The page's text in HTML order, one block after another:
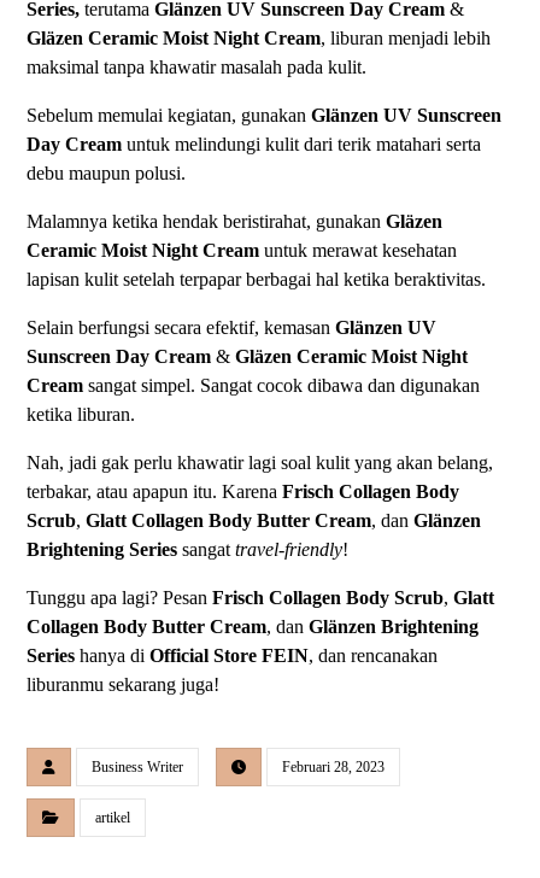
Series,terutamaGlänzen UV Sunscreen Day Cream &
Gläzen Ceramic Moist Night Cream, liburan menjadi lebih
maksimal tanpa khawatir masalah pada kulit.
Sebelum memulai kegiatan, gunakanGlänzen UV Sunscreen
Day Cream untuk melindungi kulit dari terik matahari serta
debu maupun polusi.
Malamnya ketika hendak beristirahat, gunakanGläzen
Ceramic Moist Night Cream untuk merawat kesehatan
lapisan kulit setelah terpapar berbagai hal ketika beraktivitas.
Selain berfungsi secara efektif, kemasanGlänzen UV
Sunscreen Day Cream &Gläzen Ceramic Moist Night
Cream sangat simpel. Sangat cocok dibawa dan digunakan
ketika liburan.
Nah, jadi gak perlu khawatir lagi soal kulit yang akan belang,
terbakar, atau apapun itu. KarenaFrisch Collagen Body
Scrub, Glatt Collagen Body Butter Cream, dan Glänzen
Brightening Series sangattravel-friendly!
Tunggu apa lagi? PesanFrisch Collagen Body Scrub, Glatt
Collagen Body Butter Cream, dan Glänzen Brightening
Series hanya diOfficial Store FEIN, dan rencanakan
liburanmu sekarang juga!
Business Writer Februari 28, 2023
artikel